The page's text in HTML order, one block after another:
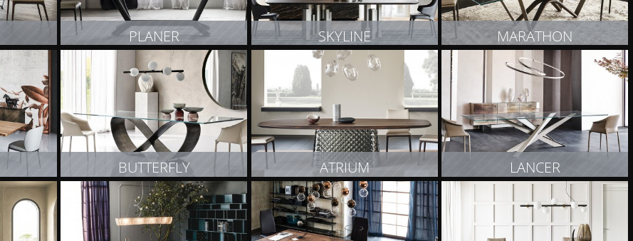
PLANER
ZOBACZ PRODUKT
SKYLINE
ZOBACZ PRODUKT
MARATHON
ZOBACZ PRODUKT
BUTTERFLY
ZOBACZ PRODUKT
ATRIUM
ZOBACZ PRODUKT
LANCER
ZOBACZ PRODUKT